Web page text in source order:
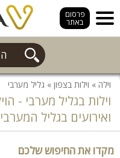
פרסום
באתר
וילה » וילות בצפון » גליל מערבי
וילות בגליל מערבי -
ואירועים בגליל המערבי
מקדו את החיפוש שלכם